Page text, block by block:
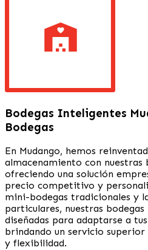
Bodegas Inteligentes
Bodegas
En Mudango, hemos
almacenamiento con nuestras
ofreciendo una solución
precio competitivo y
mini-bodegas tradicionales y
particulares, nuestras
diseñadas para adaptarse a
brindando un servicio superior
y flexibilidad.